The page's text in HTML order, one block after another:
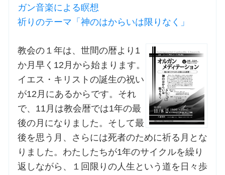
森田神父の講座
教区カテキスタの講座
三田助祭の講座
オルガンメディテーション
お問合せ
ガン音楽による瞑想
祈りのテーマ「神のはからいは限りなく」
教会の１年は、世間の暦より1
か月早く12月から始まります。
イエス・キリストの誕生の祝い
が12月にあるからです。それ
で、11月は教会暦では1年の最
後の月になりました。そして最
後を思う月、さらには死者のために祈る月とな
りました。わたしたちが1年のサイクルを繰り
返しながら、１回限りの人生という道を日々歩